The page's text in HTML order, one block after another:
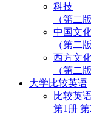
科技
（第二
中国文
（第二
西方文
（第二
大学比较英语
比较英
第1册